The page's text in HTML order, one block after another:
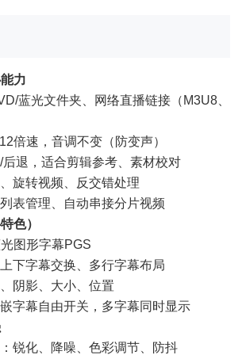
力
蓝光文件夹、网络直播链接（M3U8、
倍速，音调不变（防变声）
退，适合剪辑参考、素材校对
旋转视频、反交错处理
表管理、自动串接分片视频
色）
图形字幕PGS
下字幕交换、多行字幕布局
阴影、大小、位置
字幕自由开关，多字幕同时显示
锐化、降噪、色彩调节、防抖